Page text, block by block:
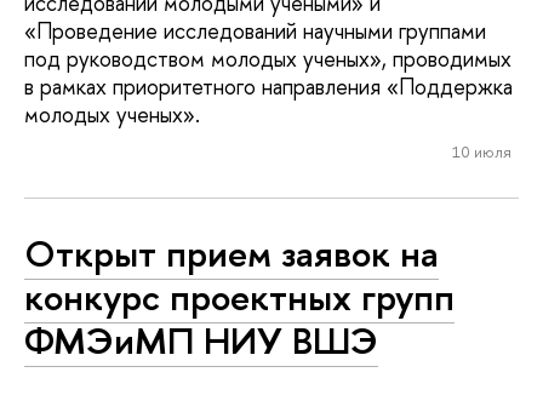
«Проведение исследований научными группами
под руководством молодых ученых», проводимых
в рамках приоритетного направления «Поддержка
молодых ученых».
10 июля
Открыт прием заявок на
конкурс проектных групп
ФМЭиМП НИУ ВШЭ